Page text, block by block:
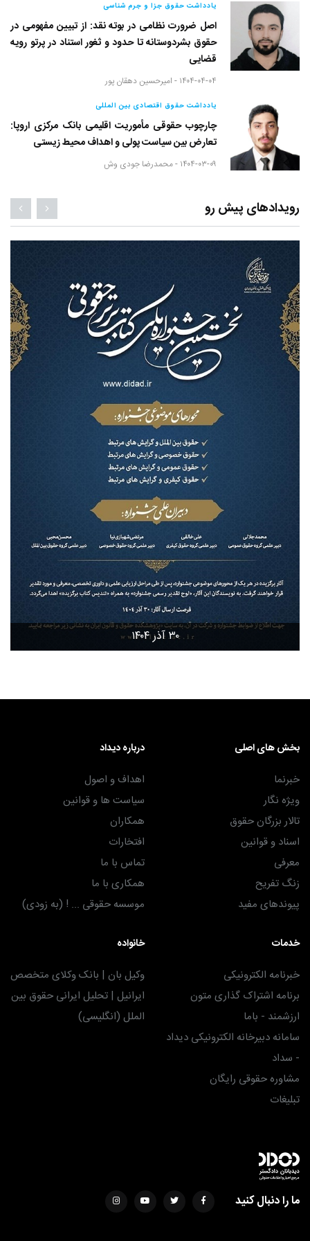
یادداشت حقوق جزا و جرم شناسی
اصل ضرورت نظامی در بوته نقد: از تبیین مفهومی در
حقوق بشردوستانه تا حدود و ثغور استناد در پرتو رویه
قضایی
۱۴۰۴-۰۴-۰۴ - امیرحسین دهقان پور
یادداشت حقوق اقتصادی بین المللی
چارچوب حقوقی مأموریت اقلیمی بانک مرکزی اروپا:
تعارض بین سیاست پولی و اهداف محیط زیستی
۱۴۰۴-۰۳-۰۹ - محمدرضا جودی وش
رویدادهای پیش رو
۳۰ آذر ۱۴۰۴
بخش های اصلی
خبرنما
ویژه نگار
تالار بزرگان حقوق
اسناد و قوانین
معرفی
زنگ تفریح
پیوندهای مفید
درباره دیداد
اهداف و اصول
سیاست ها و قوانین
همکاران
افتخارات
تماس با ما
همکاری با ما
موسسه حقوقی ... ! (به زودی)
خدمات
خبرنامه الکترونیکی
برنامه اشتراک گذاری متون
ارزشمند - باما
سامانه دبیرخانه الکترونیکی دیداد
- سداد
مشاوره حقوقی رایگان
تبلیغات
خانواده
وکیل بان | بانک وکلای متخصص
ایرانیل | تحلیل ایرانی حقوق بین
الملل (انگلیسی)
ما را دنبال کنید